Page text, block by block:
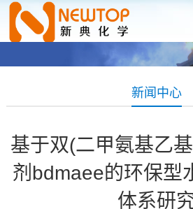
新闻中心
基于双(二甲氨基乙
剂bdmaee的环保型
体系研